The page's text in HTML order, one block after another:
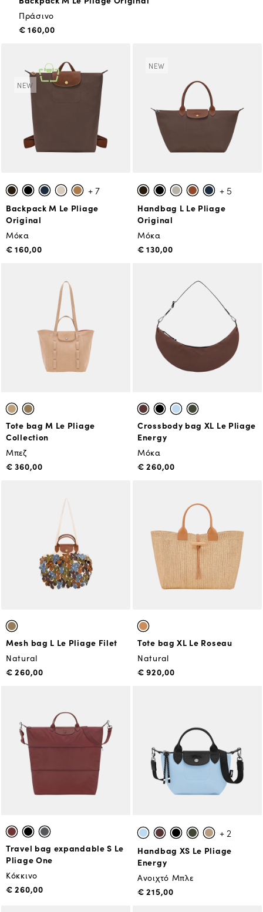
Πράσινο
€ 160,00
NEW
+ 7
Backpack M Le Pliage
Original
Μόκα
€ 160,00
NEW
+ 5
Handbag L Le Pliage
Original
Μόκα
€ 130,00
Tote bag M Le Pliage
Collection
Μπεζ
€ 360,00
Crossbody bag XL Le Pliage
Energy
Μόκα
€ 260,00
Mesh bag L Le Pliage Filet
Natural
€ 260,00
Tote bag XL Le Roseau
Natural
€ 920,00
Travel bag expandable S Le
Pliage One
Κόκκινο
€ 260,00
+ 2
Handbag XS Le Pliage
Energy
Ανοιχτό Μπλε
€ 215,00